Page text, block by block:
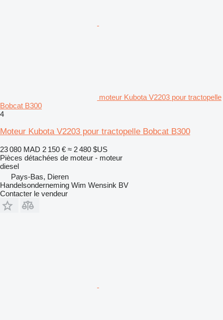
moteur Kubota V2203 pour tractopelle
Bobcat B300
4
Moteur Kubota V2203 pour tractopelle Bobcat B300
23 080 MAD 2 150 € ≈ 2 480 $US
Pièces détachées de moteur - moteur
diesel
Pays-Bas, Dieren
Handelsonderneming Wim Wensink BV
Contacter le vendeur